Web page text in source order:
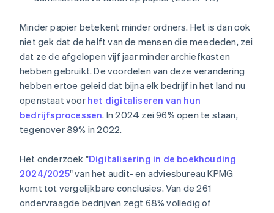
Minder papier betekent minder ordners. Het is dan ook
niet gek dat de helft van de mensen die meededen, zei
dat ze de afgelopen vijf jaar minder archiefkasten
hebben gebruikt. De voordelen van deze verandering
hebben ertoe geleid dat bijna elk bedrijf in het land nu
openstaat voor het digitaliseren van hun
bedrijfsprocessen. In 2024 zei 96% open te staan,
tegenover 89% in 2022.
Het onderzoek "Digitalisering in de boekhouding
2024/2025" van het audit- en adviesbureau KPMG
komt tot vergelijkbare conclusies. Van de 261
ondervraagde bedrijven zegt 68% volledig of